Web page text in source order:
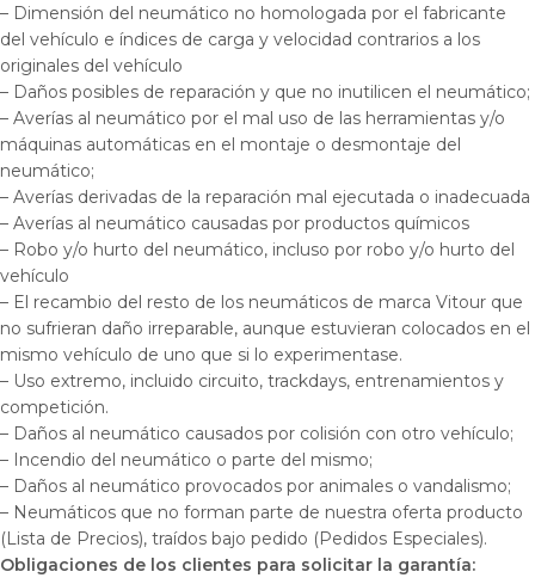
– Dimensión del neumático no homologada por el fabricante
del vehículo e índices de carga y velocidad contrarios a los
originales del vehículo
– Daños posibles de reparación y que no inutilicen el neumático;
– Averías al neumático por el mal uso de las herramientas y/o
máquinas automáticas en el montaje o desmontaje del
neumático;
– Averías derivadas de la reparación mal ejecutada o inadecuada
– Averías al neumático causadas por productos químicos
– Robo y/o hurto del neumático, incluso por robo y/o hurto del
vehículo
– El recambio del resto de los neumáticos de marca Vitour que
no sufrieran daño irreparable, aunque estuvieran colocados en el
mismo vehículo de uno que si lo experimentase.
– Uso extremo, incluido circuito, trackdays, entrenamientos y
competición.
– Daños al neumático causados por colisión con otro vehículo;
– Incendio del neumático o parte del mismo;
– Daños al neumático provocados por animales o vandalismo;
– Neumáticos que no forman parte de nuestra oferta producto
(Lista de Precios), traídos bajo pedido (Pedidos Especiales).
Obligaciones de los clientes para solicitar la garantía: